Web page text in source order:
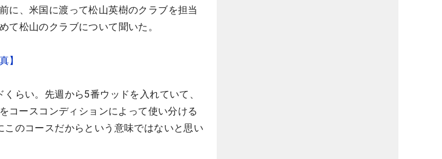
に、米国に渡って松山英樹のクラブを担当
て松山のクラブについて聞いた。
】
らい。先週から5番ウッドを入れていて、
コースコンディションによって使い分ける
のコースだからという意味ではないと思い